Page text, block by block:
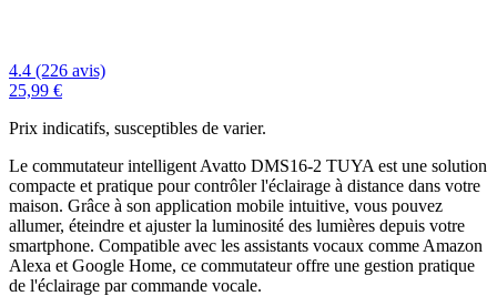
4.4 (226 avis)
25,99 €
Prix indicatifs, susceptibles de varier.
Le commutateur intelligent Avatto DMS16-2 TUYA est une solution
compacte et pratique pour contrôler l'éclairage à distance dans votre
maison. Grâce à son application mobile intuitive, vous pouvez
allumer, éteindre et ajuster la luminosité des lumières depuis votre
smartphone. Compatible avec les assistants vocaux comme Amazon
Alexa et Google Home, ce commutateur offre une gestion pratique
de l'éclairage par commande vocale.